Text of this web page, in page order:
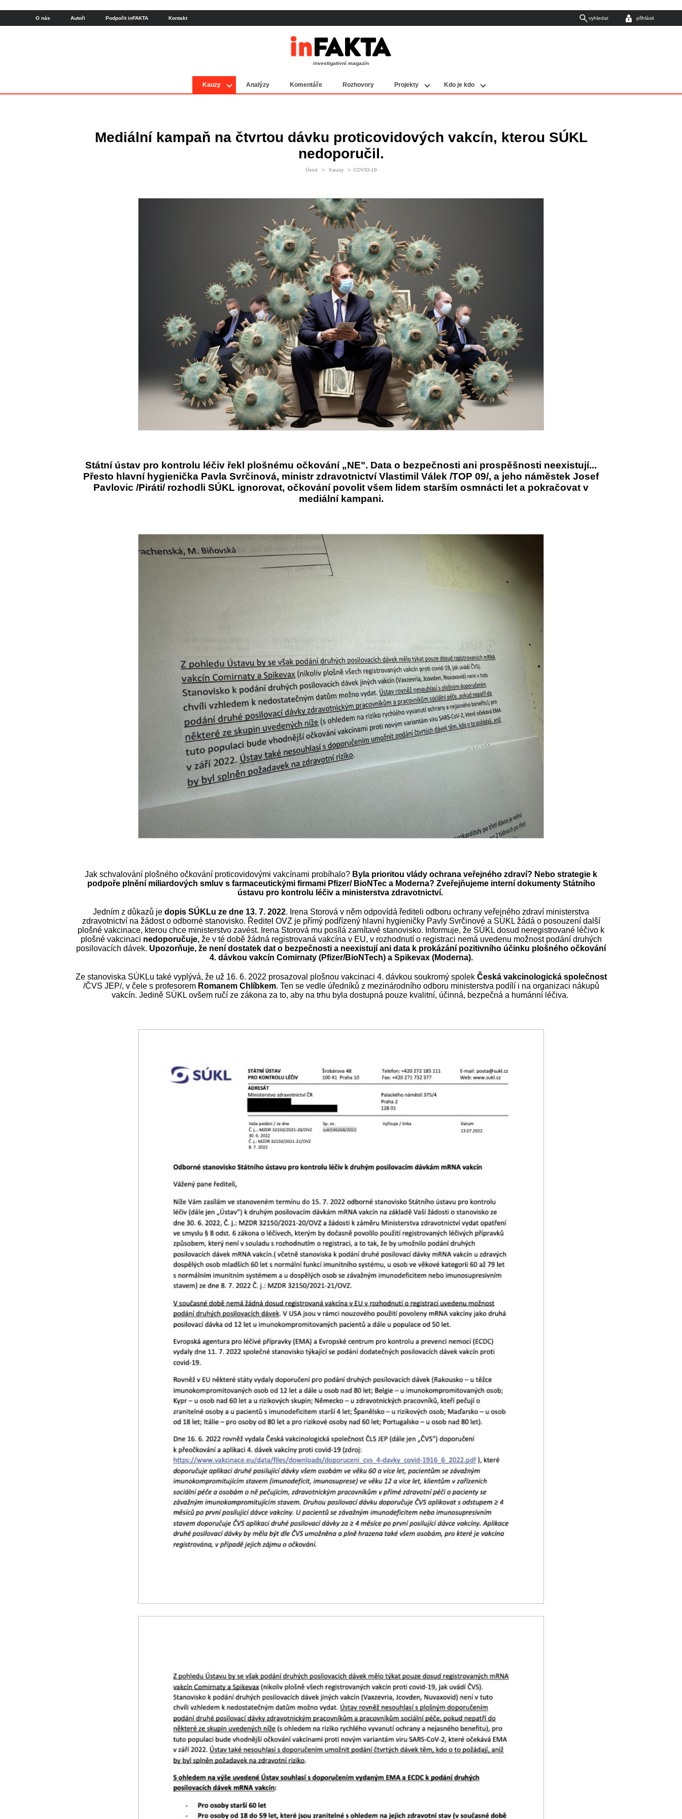
Mediální kampaň na čtvrtou dávku proticovidových vakcín, kterou SÚKL
nedoporučil.
Úvod > Kauzy > COVID-19
Státní ústav pro kontrolu léčiv řekl plošnému očkování „NE". Data o bezpečnosti ani prospěšnosti neexistují...
Přesto hlavní hygienička Pavla Svrčinová, ministr zdravotnictví Vlastimil Válek /TOP 09/, a jeho náměstek Josef
Pavlovic /Piráti/ rozhodli SÚKL ignorovat, očkování povolit všem lidem starším osmnácti let a pokračovat v
mediální kampani.
Jak schvalování plošného očkování proticovidovými vakcínami probíhalo? Byla prioritou vlády ochrana veřejného zdraví? Nebo strategie k
podpoře plnění miliardových smluv s farmaceutickými firmami Pfizer/ BioNTec a Moderna? Zveřejňujeme interní dokumenty Státního
ústavu pro kontrolu léčiv a ministerstva zdravotnictví.
Jedním z důkazů je dopis SÚKLu ze dne 13. 7. 2022. Irena Storová v něm odpovídá řediteli odboru ochrany veřejného zdraví ministerstva
zdravotnictví na žádost o odborné stanovisko. Ředitel OVZ je přímý podřízený hlavní hygieničky Pavly Svrčinové a SÚKL žádá o posouzení další
plošné vakcinace, kterou chce ministerstvo zavést. Irena Storová mu posílá zamítavé stanovisko. Informuje, že SÚKL dosud neregistrované léčivo k
plošné vakcinaci nedoporučuje, že v té době žádná registrovaná vakcína v EU, v rozhodnutí o registraci nemá uvedenu možnost podání druhých
posilovacích dávek. Upozorňuje, že není dostatek dat o bezpečnosti a neexistují ani data k prokázání pozitivního účinku plošného očkování
4. dávkou vakcín Comirnaty (Pfizer/BioNTech) a Spikevax (Moderna).
Ze stanoviska SÚKLu také vyplývá, že už 16. 6. 2022 prosazoval plošnou vakcinaci 4. dávkou soukromý spolekČeská vakcinologická společnost
/ČVS JEP/, v čele s profesorem Romanem Chlíbkem. Ten se vedle úředníků z mezinárodního odboru ministerstva podílí i na organizaci nákupů
vakcín. Jedině SÚKL ovšem ručí ze zákona za to, aby na trhu byla dostupná pouze kvalitní, účinná, bezpečná a humánní léčiva.
investigativní magazín
Kauzy Analýzy Komentáře Rozhovory Projekty Kdo je kdo
O nás Autoři Podpořit inFAKTA Kontakt vyhledat přihlásit